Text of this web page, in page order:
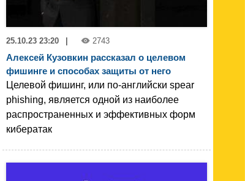
25.10.23 23:20 2743
Алексей Кузовкин рассказал о целевом
фишинге и способах защиты от него
Целевой фишинг, или по-английски spear
phishing, является одной из наиболее
распространенных и эффективных форм
кибератак